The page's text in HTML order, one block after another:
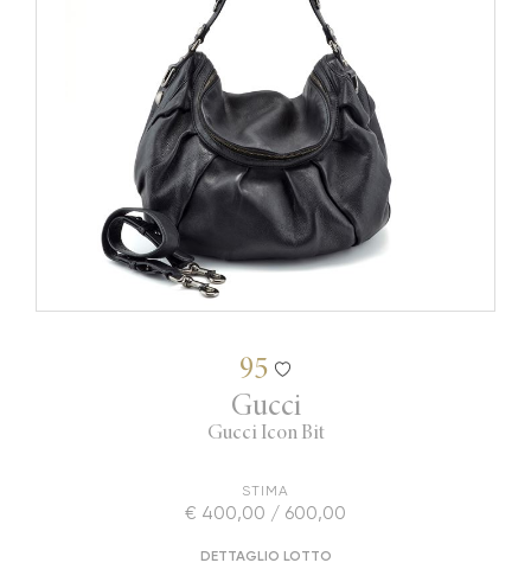
95
Gucci
Gucci Icon Bit
STIMA
€ 400,00 / 600,00
DETTAGLIO LOTTO